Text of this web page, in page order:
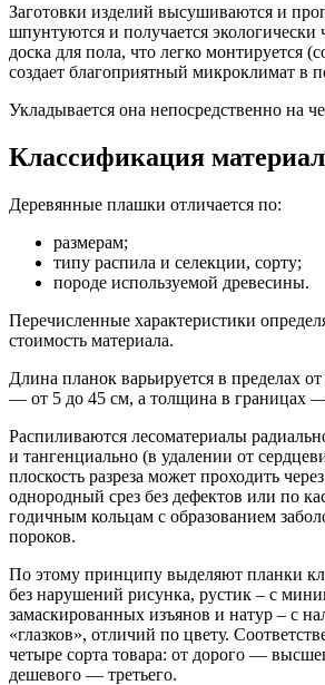
Заготовки изделий высушиваются и
шпунтуются и получается экологически
доска для пола, что легко монтируется
создает благоприятный микроклимат в
Укладывается она непосредственно на
Классификация
Деревянные плашки отличается по:
размерам;
типу распила и селекции, сорту;
породе используемой древесины.
Перечисленные характеристики
стоимость материала.
Длина планок варьируется в пределах
— от 5 до 45 см, а толщина в границах
Распиливаются лесоматериалы
и тангенциально (в удалении от
плоскость разреза может проходить
однородный срез без дефектов или по
годичным кольцам с образованием
пороков.
По этому принципу выделяют планки
без нарушений рисунка, рустик – с
замаскированных изъянов и натур – с
«глазков», отличий по цвету.
четыре сорта товара: от дорого —
дешевого — третьего.